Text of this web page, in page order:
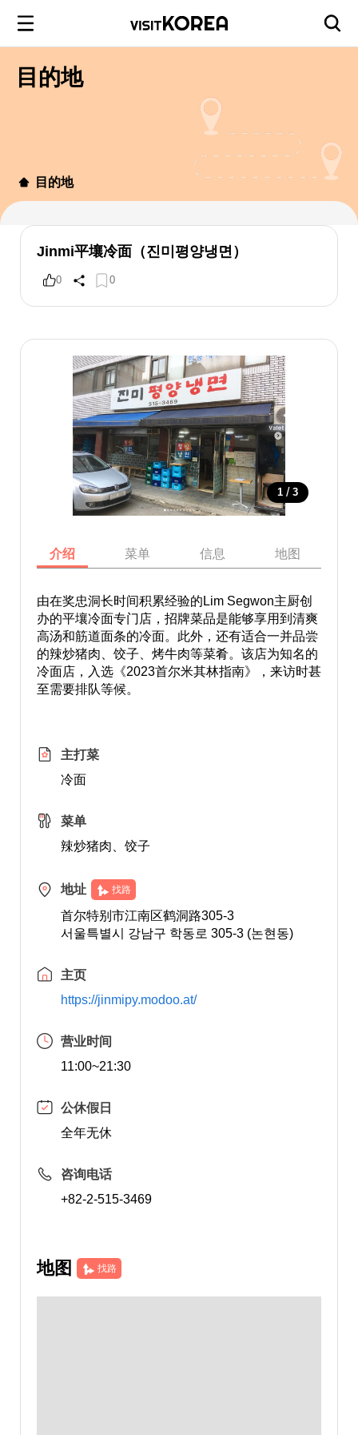
目的地
目的地
Jinmi平壤冷面（진미평양냉면）
0 0
1 / 3
介绍 菜单 信息 地图
由在奖忠洞长时间积累经验的Lim Segwon主厨创
办的平壤冷面专门店，招牌菜品是能够享用到清爽
高汤和筋道面条的冷面。此外，还有适合一并品尝
的辣炒猪肉、饺子、烤牛肉等菜肴。该店为知名的
冷面店，入选《2023首尔米其林指南》，来访时甚
至需要排队等候。
主打菜
冷面
菜单
辣炒猪肉、饺子
地址 找路
首尔特别市江南区鹤洞路305-3
서울특별시 강남구 학동로 305-3 (논현동)
主页
https://jinmipy.modoo.at/
营业时间
11:00~21:30
公休假日
全年无休
咨询电话
+82-2-515-3469
地图 找路